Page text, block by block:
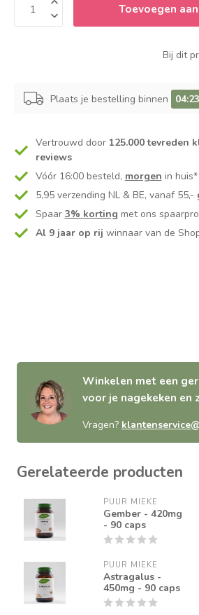
Toevoegen
Bij dit
Plaats je bestelling binnen
Vertrouwd door 125.000 tevreden
reviews
Vóór 16:00 besteld, morgen in huis*
5,95 verzending NL & BE, vanaf 55,-
Spaar 3% korting met ons
Al 9 jaar op rij winnaar van de
Winkelen met een
voor je nagekeken en
Vragen?
Gerelateerde producten
PUUR MIEKE
Gember - 420mg
- 90 caps
PUUR MIEKE
Astragalus -
450mg - 90 caps